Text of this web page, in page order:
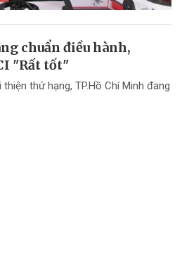
chuẩn điều hành,
"Rất tốt"
thứ hạng, TP.Hồ Chí Minh đang